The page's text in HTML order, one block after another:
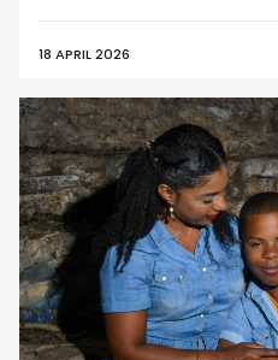
18 APRIL 2026